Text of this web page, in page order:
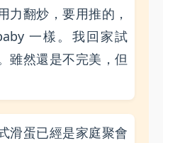
力翻炒，要用推的，
一樣。我回家試
雖然還是不完美，但
滑蛋已經是家庭聚會